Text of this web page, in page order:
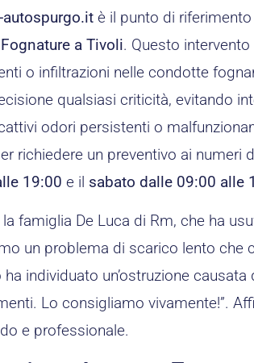
è il punto di
a Tivoli. Questo
o infiltrazioni nelle condotte
qualsiasi criticità, evitando
odori persistenti o
richiedere un preventivo ai
19:00 e il sabato dalle 09:00 alle
famiglia De Luca di Rm, che ha
un problema di scarico lento che
individuato un’ostruzione
Lo consigliamo vivamente!”.
e professionale.